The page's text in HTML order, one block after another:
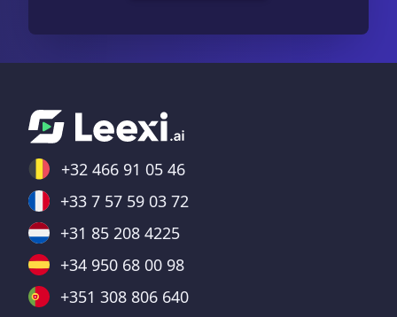
+32 466 91 05 46
+33 7 57 59 03 72
+31 85 208 4225
+34 950 68 00 98
+351 308 806 640